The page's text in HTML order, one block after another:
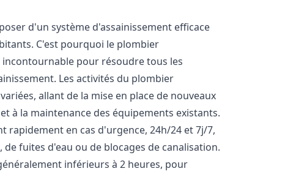
d'un système d'assainissement efficace
C'est pourquoi le plombier
pour résoudre tous les
Les activités du plombier
allant de la mise en place de nouveaux
à la maintenance des équipements existants.
rapidement en cas d'urgence, 24h/24 et 7j/7,
fuites d'eau ou de blocages de canalisation.
inférieurs à 2 heures, pour